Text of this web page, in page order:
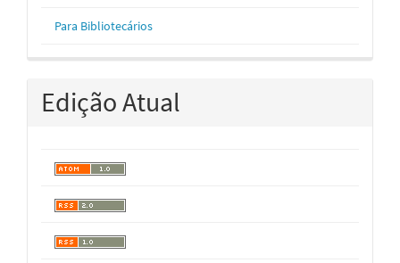
Para Bibliotecários
Edição Atual